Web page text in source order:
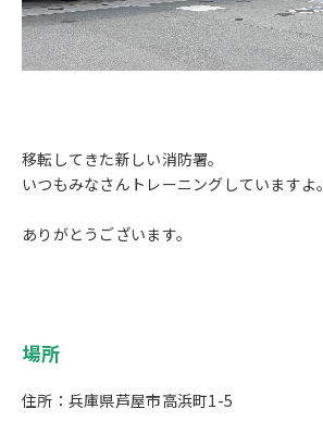
移転してきた新しい消防署。
いつもみなさんトレーニングしていますよ。
ありがとうございます。
場所
住所：兵庫県芦屋市高浜町1-5